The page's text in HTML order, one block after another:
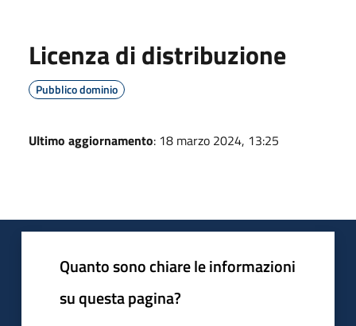
Licenza di distribuzione
Pubblico dominio
Ultimo aggiornamento: 18 marzo 2024, 13:25
Quanto sono chiare le informazioni
su questa pagina?